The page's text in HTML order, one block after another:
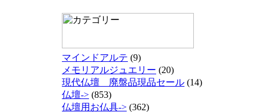
マインドアルテ (9)
メモリアルジュエリー (20)
現代仏壇 廃盤品現品セール (14)
仏壇-> (853)
仏壇用お仏具-> (362)